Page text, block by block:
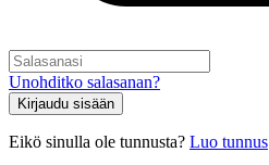
Unohditko salasanan?
Kirjaudu sisään
Eikö sinulla ole tunnusta? Luo tunnus